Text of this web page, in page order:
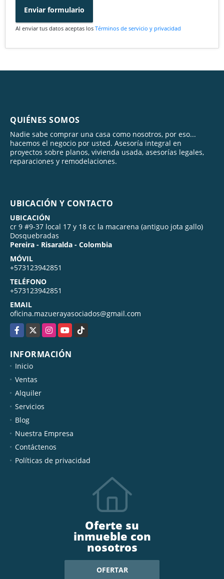
Enviar formulario
Al enviar tus datos aceptas los Términos de servicio y privacidad
QUIÉNES SOMOS
Nadie sabe comprar una casa como nosotros, por eso...
hacemos el negocio por usted. Asesoría integral en
proyectos sobre planos, vivienda usada, asesorías legales,
reparaciones y remodelaciones.
UBICACIÓN Y CONTACTO
UBICACIÓN
cr 9 #9-37 local 17 y 18 cc la macarena (antiguo jota gallo)
Dosquebradas
Pereira - Risaralda - Colombia
MÓVIL
+573123942851
TELÉFONO
+573123942851
EMAIL
oficina.mazuerayasociados@gmail.com
Facebook
X InstagramYouTubeTikTok
INFORMACIÓN
Inicio
Ventas
Alquiler
Servicios
Blog
Nuestra Empresa
Contáctenos
Políticas de privacidad
Oferte su
inmueble con
nosotros
OFERTAR